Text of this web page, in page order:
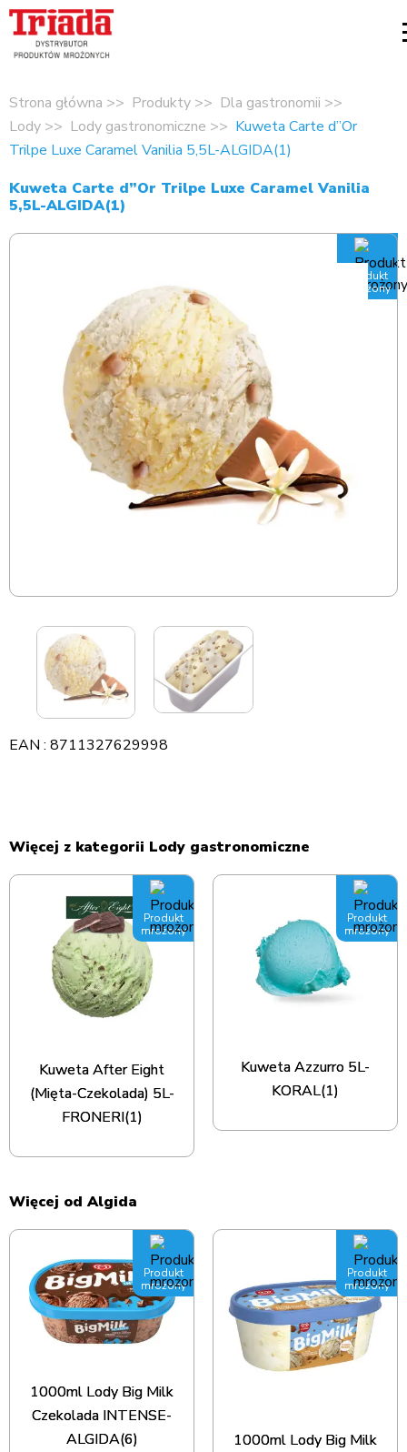
Strona główna Produkty
Dla gastronomii
Lody
Lody gastronomiczne
Kuweta Carte d”Or
Trilpe Luxe Caramel Vanilia 5,5L-ALGIDA(1)
Kuweta Carte d”Or Trilpe Luxe Caramel Vanilia
5,5L-ALGIDA(1)
Produkt
mrożony
EAN : 8711327629998
Więcej z kategorii Lody gastronomiczne
Produkt
mrożony
Kuweta After Eight
(Mięta-Czekolada) 5L-
FRONERI(1)
Produkt
mrożony
Kuweta Azzurro 5L-
KORAL(1)
Więcej od Algida
Produkt
mrożony
1000ml Lody Big Milk
Czekolada INTENSE-
ALGIDA(6)
Produkt
mrożony
1000ml Lody Big Milk